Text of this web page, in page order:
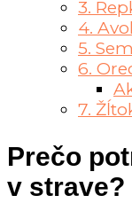
3.
4.
5.
6.
7.
Prečo
v strave?